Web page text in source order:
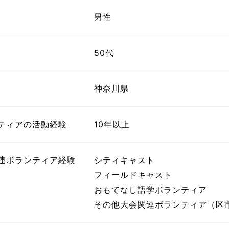
男性
50代
神奈川県
ィアの活動経験 10年以上
ボランティア経験
シティキャスト
フィールドキャスト
おもてなし語学ボランティア
その他大会関連ボランティア（区